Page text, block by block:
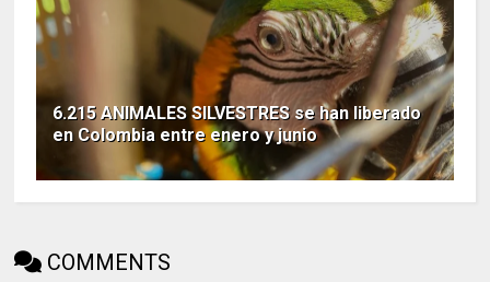
6.215 ANIMALES SILVESTRES se han liberado
en Colombia entre enero y junio
COMMENTS